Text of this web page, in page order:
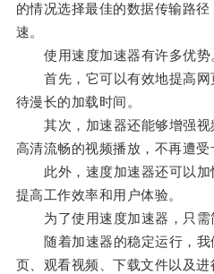
的情况选择最佳的数据传输路
速。
使用速度加速器有许多优势
首先，它可以有效地提高网
待漫长的加载时间。
其次，加速器还能够增强视
高清流畅的视频播放，不再遭受
此外，速度加速器还可以加
提高工作效率和用户体验。
为了使用速度加速器，只需
随着加速器的稳定运行，我
页、观看视频、下载文件以及进